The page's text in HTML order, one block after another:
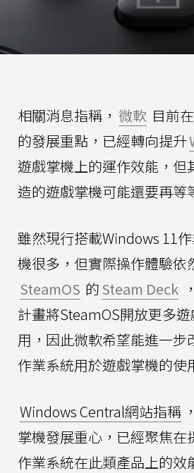
相關消息指稱， 微軟 目前在
的發展重點，已經轉向提升
遊戲掌機上的運作效能，但
造的遊戲掌機可能還要再等
雖然現行搭載Windows 11
機很多，但實際操作體驗依
SteamOS 的Steam Deck
計畫將SteamOS開放更多
用，因此微軟希望能進一步
作業系統用於遊戲掌機的使
Windows Central網站指稱
掌機發展重心，已經聚焦在
作業系統在此類產品上的效